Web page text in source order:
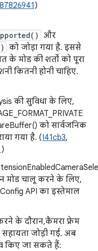
)
और
को जोड़ा गया है. इससे
के मोड की शर्तों को पूरा
कितनी होनी चाहिए.
की सुविधा के लिए,
को सार्वजनिक
गया है. (I41cb3,
)
मोड चालू करने के लिए,
API का इस्तेमाल
के दौरान, कैमरा फ़्रेम
जोड़ी गई. अब
किए जा सकते हैं: